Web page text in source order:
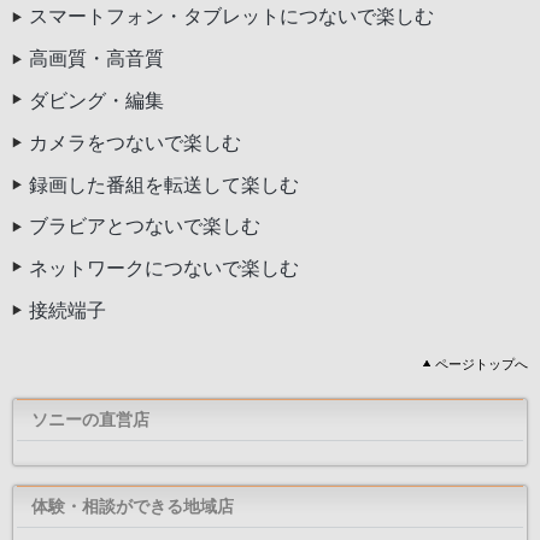
スマートフォン・タブレットにつないで楽しむ
高画質・高音質
ダビング・編集
カメラをつないで楽しむ
録画した番組を転送して楽しむ
ブラビアとつないで楽しむ
ネットワークにつないで楽しむ
接続端子
ページトップへ
ソニーの直営店
体験・相談ができる地域店